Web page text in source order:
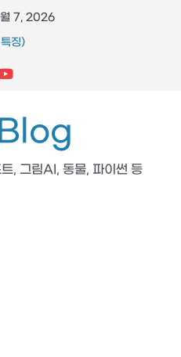
7, 2026
징)
(힐, 옵티컬 플레어, 리스토레이
새)
, 그림AI, 동물, 파이썬 등